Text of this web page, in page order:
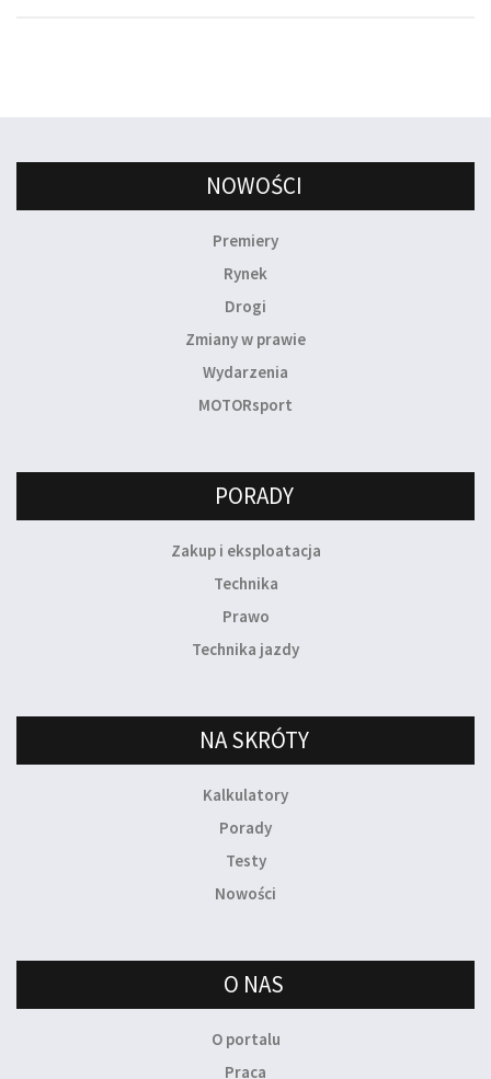
NOWOŚCI
Premiery
Rynek
Drogi
Zmiany w prawie
Wydarzenia
MOTORsport
PORADY
Zakup i eksploatacja
Technika
Prawo
Technika jazdy
NA SKRÓTY
Kalkulatory
Porady
Testy
Nowości
O NAS
O portalu
Praca